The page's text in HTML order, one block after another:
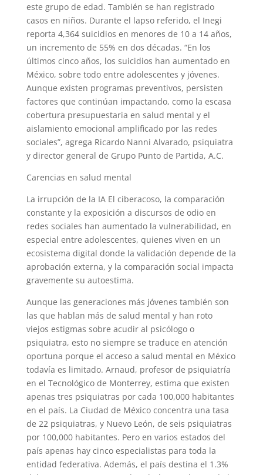
este grupo de edad. También se han registrado
casos en niños. Durante el lapso referido, el Inegi
reporta 4,364 suicidios en menores de 10 a 14 años,
un incremento de 55% en dos décadas. “En los
últimos cinco años, los suicidios han aumentado en
México, sobre todo entre adolescentes y jóvenes.
Aunque existen programas preventivos, persisten
factores que continúan impactando, como la escasa
cobertura presupuestaria en salud mental y el
aislamiento emocional amplificado por las redes
sociales”, agrega Ricardo Nanni Alvarado, psiquiatra
y director general de Grupo Punto de Partida, A.C.
Carencias en salud mental
La irrupción de la IA El ciberacoso, la comparación
constante y la exposición a discursos de odio en
redes sociales han aumentado la vulnerabilidad, en
especial entre adolescentes, quienes viven en un
ecosistema digital donde la validación depende de la
aprobación externa, y la comparación social impacta
gravemente su autoestima.
Aunque las generaciones más jóvenes también son
las que hablan más de salud mental y han roto
viejos estigmas sobre acudir al psicólogo o
psiquiatra, esto no siempre se traduce en atención
oportuna porque el acceso a salud mental en México
todavía es limitado. Arnaud, profesor de psiquiatría
en el Tecnológico de Monterrey, estima que existen
apenas tres psiquiatras por cada 100,000 habitantes
en el país. La Ciudad de México concentra una tasa
de 22 psiquiatras, y Nuevo León, de seis psiquiatras
por 100,000 habitantes. Pero en varios estados del
país apenas hay cinco especialistas para toda la
entidad federativa. Además, el país destina el 1.3%